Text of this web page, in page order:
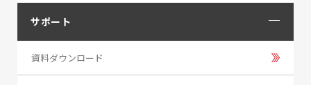
サポート
資料ダウンロード